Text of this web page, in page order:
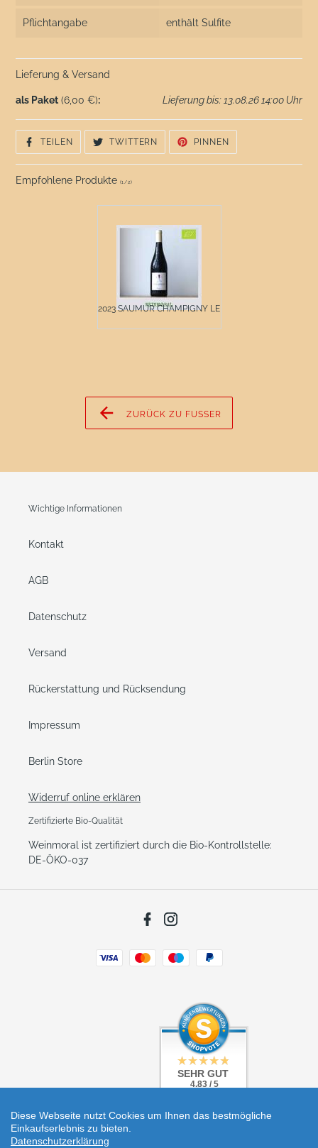
Pflichtangabe enthält Sulfite
Lieferung & Versand
als Paket (6,00 €): Lieferung bis: 13.08.26 14:00 Uhr
TEILENAUF
FACEBOOK
TEILEN
TWITTERN
TWITTER
TWITTERN
PINNEN
PINNEN
Empfohlene Produkte (1/2)
2023 SAUMUR CHAMPIGNY LE ...
ZURÜCK ZU FUSSER
Wichtige Informationen
Kontakt
AGB
Datenschutz
Versand
Rückerstattung und Rücksendung
Impressum
Berlin Store
Widerruf online erklären
Zertifizierte Bio-Qualität
Weinmoral ist zertifiziert durch die Bio-Kontrollstelle:
DE-ÖKO-037
Facebook
Zahlungsarten
SEHR GUT
4.83 / 5
bei: shopvote.de
SEHR GUT
4.83 / 5
bei: shopvote.de
Diese Webseite nutzt Cookies um Ihnen das bestmögliche
Einkaufserlebnis zu bieten.
Datenschutzerklärung